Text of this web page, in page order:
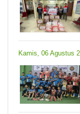
Kamis, 06 Agustus